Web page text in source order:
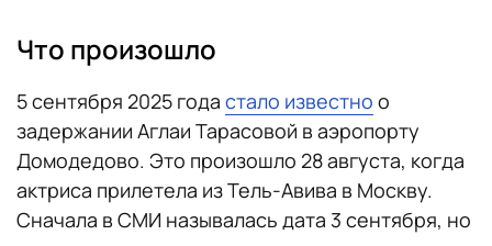
Что произошло
5 сентября 2025 года стало известно о
задержании Аглаи Тарасовой в аэропорту
Домодедово. Это произошло 28 августа, когда
актриса прилетела из Тель-Авива в Москву.
Сначала в СМИ называлась дата 3 сентября, но